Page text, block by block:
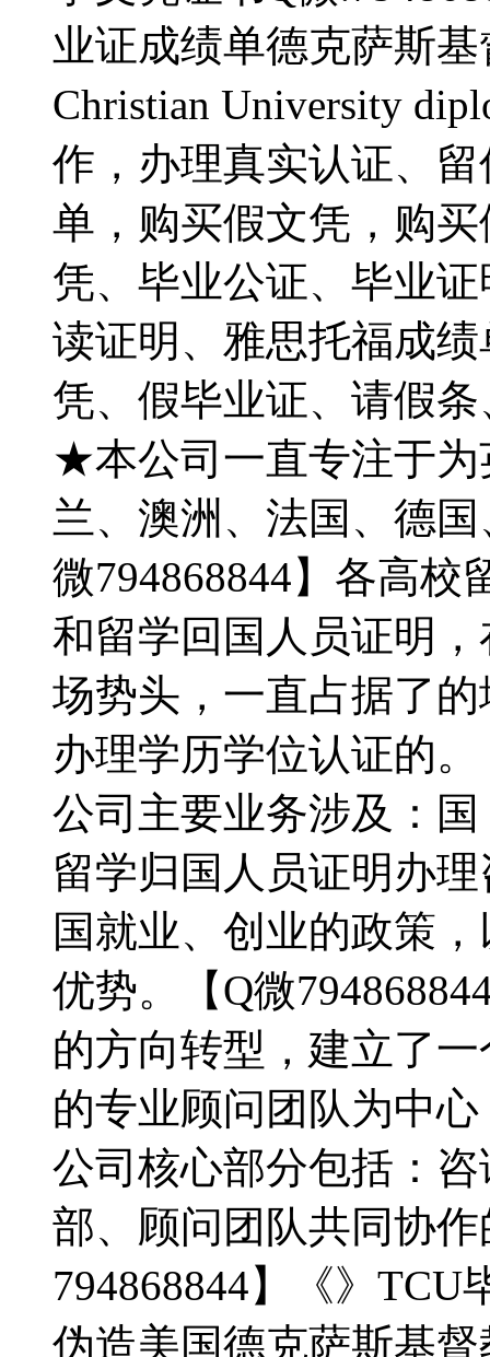
业证成绩单德克萨斯基
Christian University
作，办理真实认证、
单，购买假文凭，购
凭、毕业公证、毕业
读证明、雅思托福成绩
凭、假毕业证、请假
★本公司一直专注于为
兰、澳洲、法国、德
微794868844】各高
和留学回国人员证明
场势头，一直占据了
办理学历学位认证的。
公司主要业务涉及：
留学归国人员证明办
国就业、创业的政策
优势。【Q微
的方向转型，建立了
的专业顾问团队为中心
公司核心部分包括：
部、顾问团队共同协
794868844】《》TCU
伪造美国德克萨斯基